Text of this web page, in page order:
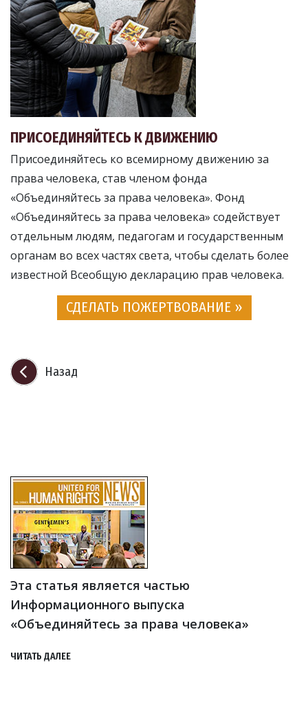
ПРИСОЕДИНЯЙТЕСЬ К ДВИЖЕНИЮ
Присоединяйтесь ко всемирному движению за
права человека, став членом фонда
«Объединяйтесь за права человека». Фонд
«Объединяйтесь за права человека» содействует
отдельным людям, педагогам и государственным
органам во всех частях света, чтобы сделать более
известной Всеобщую декларацию прав человека.
СДЕЛАТЬ ПОЖЕРТВОВАНИЕ »
Назад
Эта статья является частью
Информационного выпуска
«Объединяйтесь за права человека»
ЧИТАТЬ ДАЛЕЕ